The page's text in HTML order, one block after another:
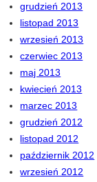
grudzień 2013
listopad 2013
wrzesień 2013
czerwiec 2013
maj 2013
kwiecień 2013
marzec 2013
grudzień 2012
listopad 2012
październik 2012
wrzesień 2012